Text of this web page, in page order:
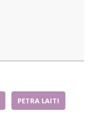
PETRA LAITI